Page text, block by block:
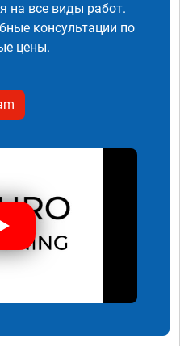
на все виды работ.
консультации по
цены.